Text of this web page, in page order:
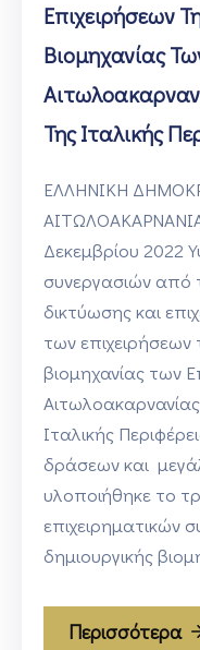
Επιχειρήσεων
Βιομηχανίας
Της Ιταλικής
ΕΛΛΗΝΙΚΗ
Δεκεμβρίου 2022
συνεργασιών από
δικτύωσης και
των επιχειρήσεων
βιομηχανίας των
Ιταλικής
δράσεων και
υλοποιήθηκε το
επιχειρηματικών
δημιουργικής
Περισσότερα